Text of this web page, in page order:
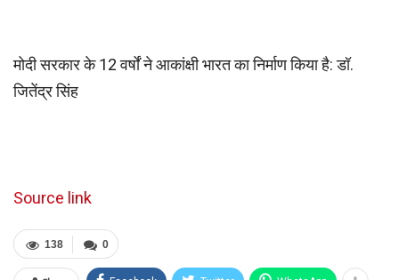
मोदी सरकार के 12 वर्षों ने आकांक्षी भारत का निर्माण किया है: डॉ.
जितेंद्र सिंह
Source link
0
138